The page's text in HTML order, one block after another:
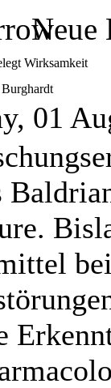
Neue
Wirksamkeit
01